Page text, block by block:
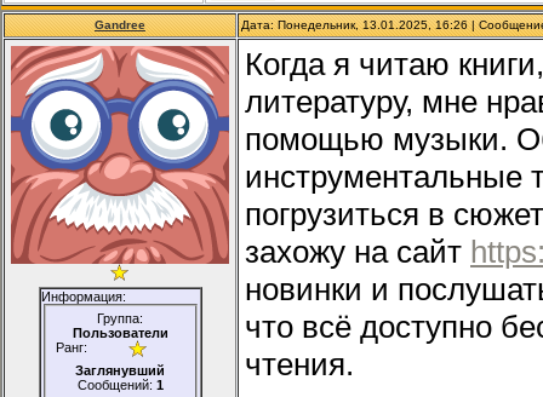
Gandree Дата: Понедельник, 13.01.2025, 16:26 |
Информация:
Группа:
Пользователи
Ранг:
Заглянувший
Сообщений: 1
Когда я читаю
литературу, мне
помощью музыки.
инструментальные
погрузиться в
захожу на сайт
новинки и
что всё доступно
чтения.